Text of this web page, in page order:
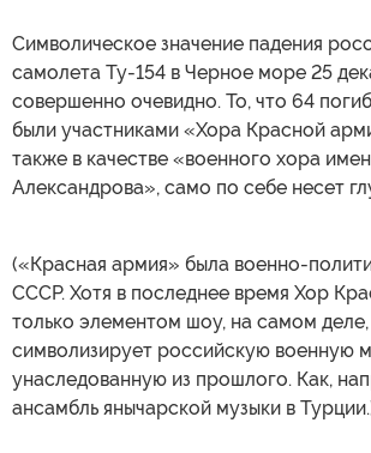
Символическое значение падения
самолета Ту-154 в Черное море 25
совершенно очевидно. То, что 64
были участниками «Хора Красной
также в качестве «военного хора
Александрова», само по себе несет
(«Красная армия» была военно-
СССР. Хотя в последнее время Хор
только элементом шоу, на самом
символизирует российскую военную
унаследованную из прошлого. Как,
ансамбль янычарской музыки в